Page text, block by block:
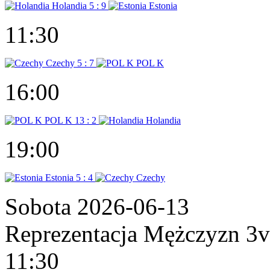
Holandia 5 : 9 Estonia
11:30
Czechy 5 : 7 POL K
16:00
POL K 13 : 2 Holandia
19:00
Estonia 5 : 4 Czechy
Sobota 2026-06-13
Reprezentacja Mężczyzn
11:30